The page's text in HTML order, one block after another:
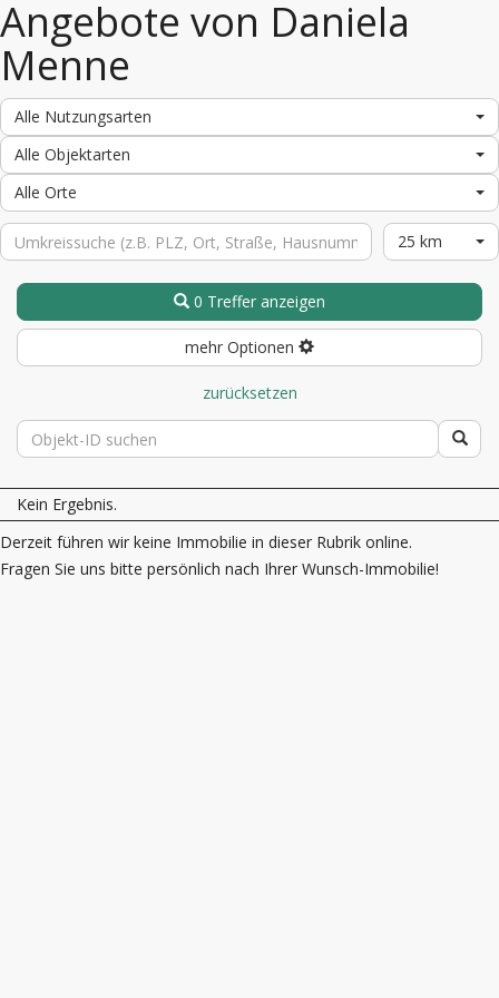
Angebote von Daniela
Menne
Alle Nutzungsarten
Alle Objektarten
Alle Orte
25 km
0 Treffer anzeigen
mehr Optionen
zurücksetzen
Kein Ergebnis.
Derzeit führen wir keine Immobilie in dieser Rubrik online.
Fragen Sie uns bitte persönlich nach Ihrer Wunsch-Immobilie!